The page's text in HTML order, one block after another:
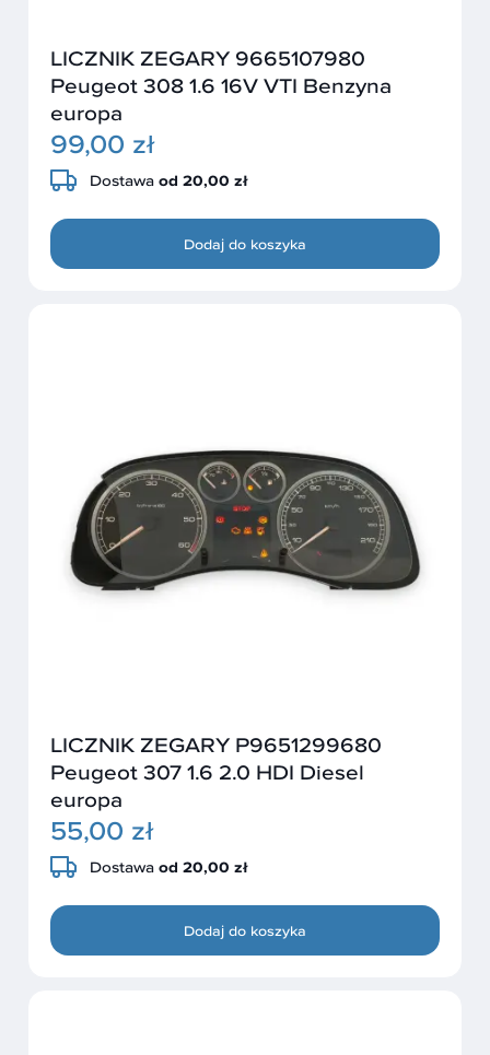
LICZNIK ZEGARY 9665107980
Peugeot 308 1.6 16V VTI Benzyna
europa
99,00 zł
Dostawa od 20,00 zł
Dodaj do koszyka
LICZNIK ZEGARY P9651299680
Peugeot 307 1.6 2.0 HDI Diesel
europa
55,00 zł
Dostawa od 20,00 zł
Dodaj do koszyka